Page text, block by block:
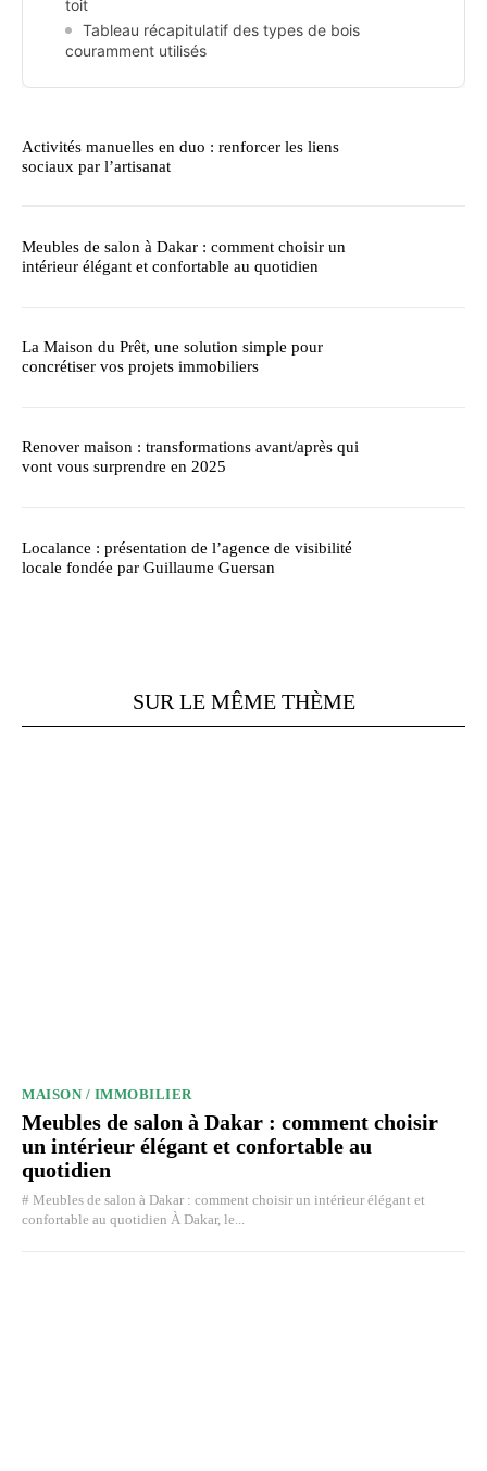
toit
Tableau récapitulatif des types de bois
couramment utilisés
Activités manuelles en duo : renforcer les liens
sociaux par l’artisanat
Meubles de salon à Dakar : comment choisir un
intérieur élégant et confortable au quotidien
La Maison du Prêt, une solution simple pour
concrétiser vos projets immobiliers
Renover maison : transformations avant/après qui
vont vous surprendre en 2025
Localance : présentation de l’agence de visibilité
locale fondée par Guillaume Guersan
SUR LE MÊME THÈME
MAISON / IMMOBILIER
Meubles de salon à Dakar : comment choisir
un intérieur élégant et confortable au
quotidien
# Meubles de salon à Dakar : comment choisir un intérieur élégant et
confortable au quotidien À Dakar, le...